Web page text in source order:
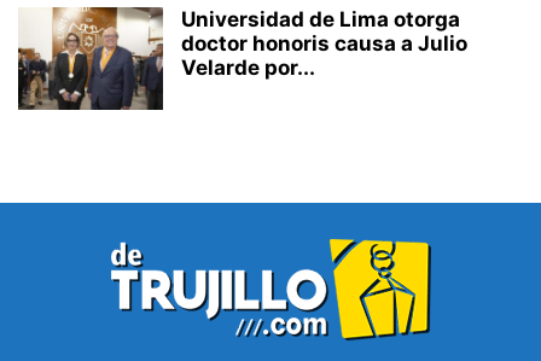
Universidad de Lima otorga
doctor honoris causa a Julio
Velarde por...